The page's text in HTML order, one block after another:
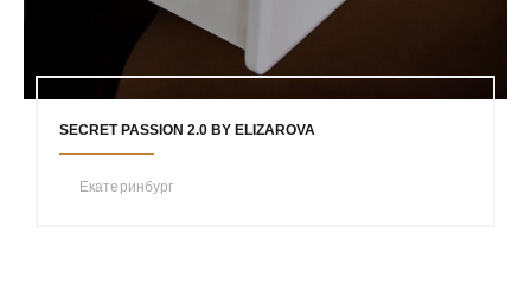
SECRET PASSION 2.0 BY ELIZAROVA
Екатеринбург